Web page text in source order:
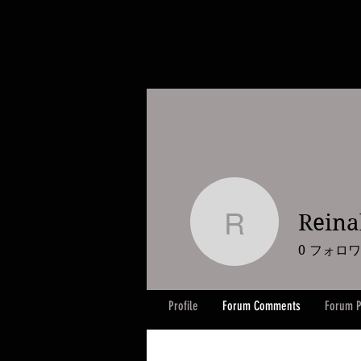
Reinaldo
0 フォロ
Profile Forum Comments Forum